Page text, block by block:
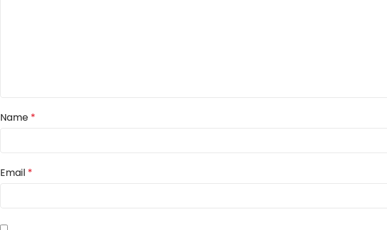
Name *
Email *